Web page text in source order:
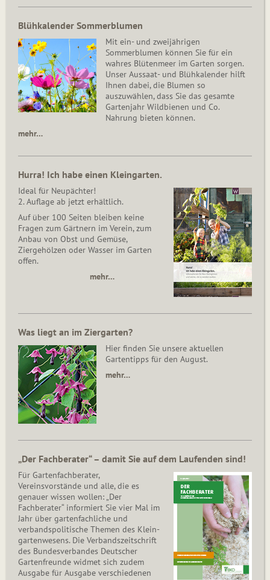
Blühkalender Sommerblumen
Mit ein- und zweijährigen
Sommerblumen können Sie für ein
wahres Blütenmeer im Garten sorgen.
Unser Aussaat- und Blühkalender hilft
Ihnen dabei, die Blumen so
auszuwählen, dass Sie das gesamte
Gartenjahr Wildbienen und Co.
Nahrung bieten können.
mehr…
Hurra! Ich habe einen Kleingarten.
Ideal für Neupächter!
2. Auflage ab jetzt erhältlich.
Auf über 100 Seiten bleiben keine
Fragen zum Gärtnern im Verein, zum
Anbau von Obst und Gemüse,
Ziergehölzen oder Wasser im Garten
offen.
mehr…
Was liegt an im Ziergarten?
Hier finden Sie unsere aktuellen
Gartentipps für den August.
mehr…
„Der Fachberater“ – damit Sie auf dem Laufenden sind!
Für Gartenfachberater,
Vereinsvorstände und alle, die es
genauer wissen wollen: „Der
Fachberater“ informiert Sie vier Mal im
Jahr über gartenfachliche und
verbandspolitische Themen des Klein­
gar­ten­wesens. Die Ver­bands­zeit­schrift
des Bun­des­ver­ban­des Deutscher
Gartenfreunde widmet sich zudem
Ausgabe für Ausgabe verschiedenen